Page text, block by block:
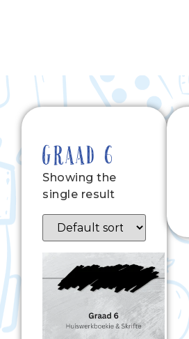
GRAAD 6
Showing the
single result